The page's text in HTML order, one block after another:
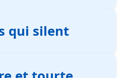
qui silent